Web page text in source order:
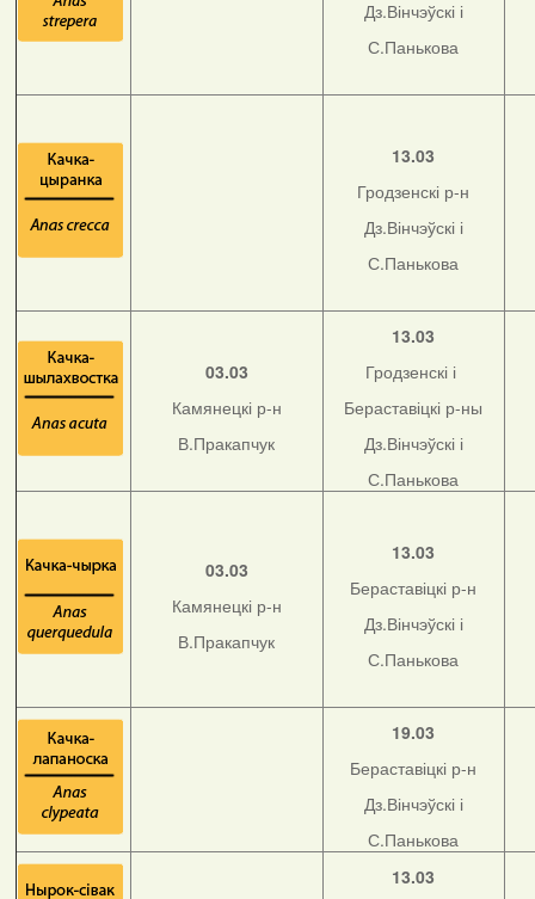
Дз.Вінчэўскі і
С.Панькова
13.03
Гродзенскі р-н
Дз.Вінчэўскі і
С.Панькова
03.03
Камянецкі р-н
В.Пракапчук
13.03
Гродзенскі і
Бераставіцкі р-ны
Дз.Вінчэўскі і
С.Панькова
03.03
Камянецкі р-н
В.Пракапчук
13.03
Бераставіцкі р-н
Дз.Вінчэўскі і
С.Панькова
19.03
Бераставіцкі р-н
Дз.Вінчэўскі і
С.Панькова
13.03